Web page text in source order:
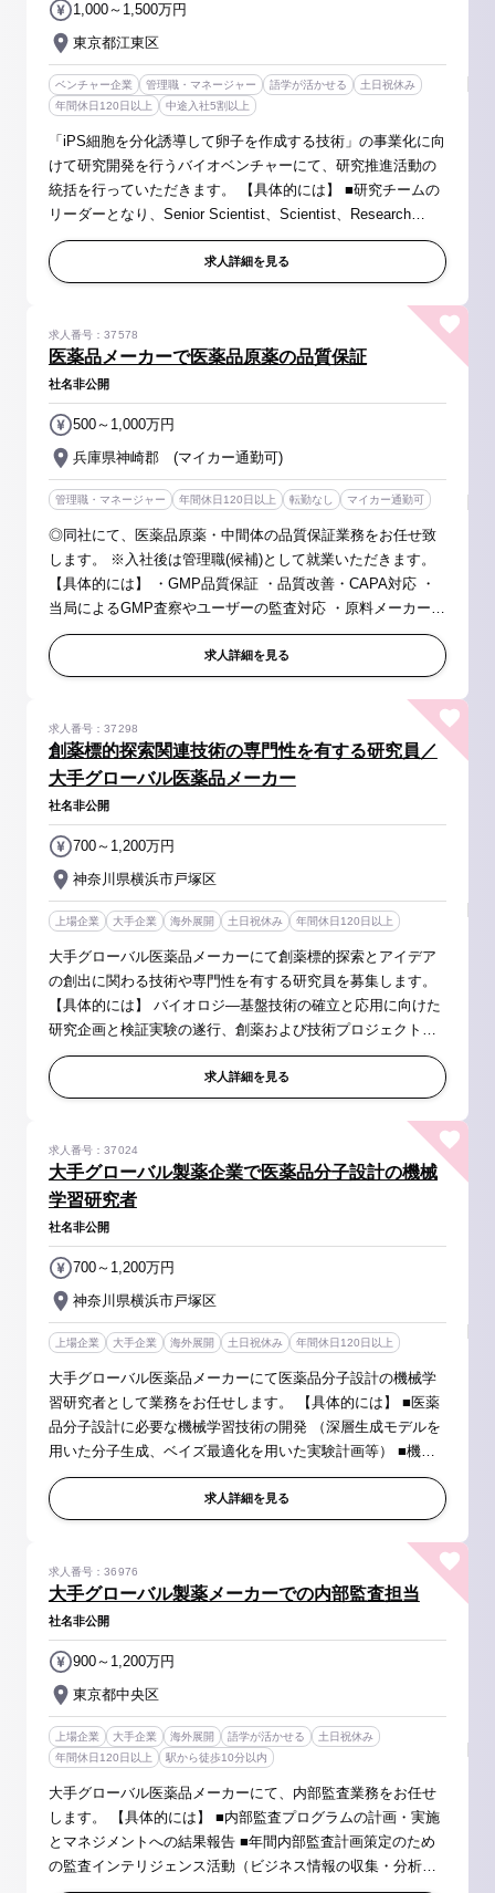
東京都江東区
1,000～1,500万円
ベンチャー企業 管理職・マネージャー 語学が活かせる
土日祝休み
年間休日120日以上
中途入社5割以上
「iPS細胞を分化誘導して卵子を作成する技術」の事業化に向
けて研究開発を行うバイオベンチャーにて、研究推進活動の
統括を行っていただきます。 【具体的には】 ■研究チームの
リーダーとなり、Senior Scientist、Scientist、Research
Associateとともに研究を進め、その統括を行なって頂きま
す。 ■CSOとのディスカ...求人詳細を見る
医薬品メーカーで医薬品原薬の品質保証
求人番号：37578
社名非公開
兵庫県神崎郡 (マイカー通勤可)
500～1,000万円
管理職・マネージャー 年間休日120日以上 転勤なし マイカー通勤可
◎同社にて、医薬品原薬・中間体の品質保証業務をお任せ致
します。 ※入社後は管理職(候補)として就業いただきます。
【具体的には】 ・GMP品質保証 ・品質改善・CAPA対応 ・
当局によるGMP査察やユーザーの監査対応 ・原料メーカーへ
の監査（海外・国内） ・開発品目の薬事申請（対応）業務
求人詳細を見る
創薬標的探索関連技術の専門性を有する研究員／
大手グローバル医薬品メーカー
求人番号：37298
社名非公開
神奈川県横浜市戸塚区
700～1,200万円
上場企業 大手企業 海外展開 土日祝休み 年間休日120日以上
大手グローバル医薬品メーカーにて創薬標的探索とアイデア
の創出に関わる技術や専門性を有する研究員を募集します。
【具体的には】 バイオロジ―基盤技術の確立と応用に向けた
研究企画と検証実験の遂行、創薬および技術プロジェクトの
立案と推進において、以下の研究を推進する。 ■細胞株や初
代培養細胞、iPSC、オ...求人詳細を見る
大手グローバル製薬企業で医薬品分子設計の機械
学習研究者
求人番号：37024
社名非公開
神奈川県横浜市戸塚区
700～1,200万円
上場企業 大手企業 海外展開 土日祝休み 年間休日120日以上
大手グローバル医薬品メーカーにて医薬品分子設計の機械学
習研究者として業務をお任せします。 【具体的には】 ■医薬
品分子設計に必要な機械学習技術の開発 （深層生成モデルを
用いた分子生成、ベイズ最適化を用いた実験計画等） ■機械
学習技術を用いた創薬プロジェクトの推進 【会社について】
■外資系グロー...
求人詳細を見る
大手グローバル製薬メーカーでの内部監査担当
求人番号：36976
社名非公開
東京都中央区
900～1,200万円
上場企業 大手企業 海外展開 語学が活かせる
土日祝休み
年間休日120日以上
駅から徒歩10分以内
大手グローバル医薬品メーカーにて、内部監査業務をお任せ
します。 【具体的には】 ■内部監査プログラムの計画・実施
とマネジメントへの結果報告 ■年間内部監査計画策定のため
の監査インテリジェンス活動（ビジネス情報の収集・分析、